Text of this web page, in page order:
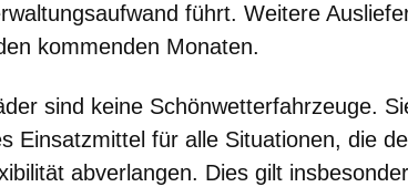
führt. Weitere
kommenden Monaten.
sind keine Schönwetterfahrzeuge.
Einsatzmittel für alle Situationen, die
abverlangen. Dies gilt